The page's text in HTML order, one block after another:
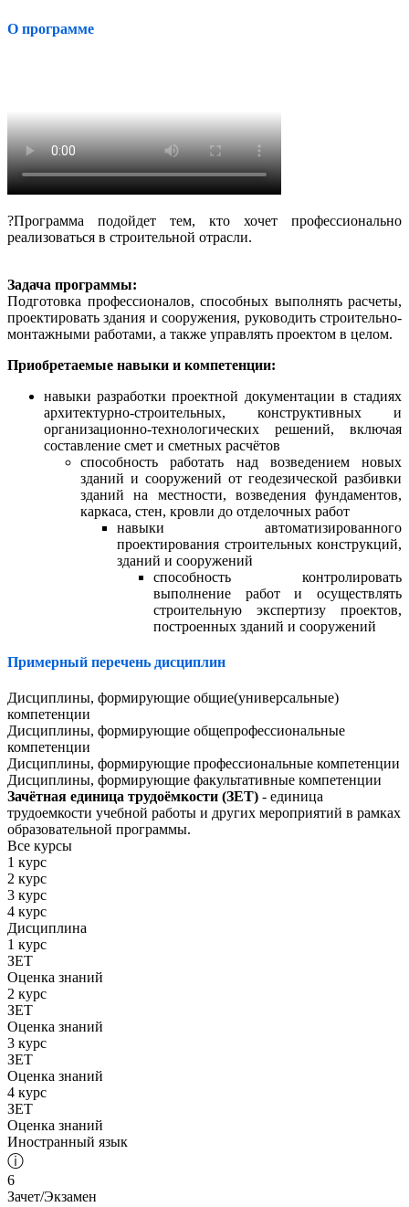
О программе
?Программа подойдет тем, кто хочет профессионально
реализоваться в строительной отрасли.
Задача программы:
Подготовка профессионалов, способных выполнять расчеты,
проектировать здания и сооружения, руководить строительно-
монтажными работами, а также управлять проектом в целом.
Приобретаемые навыки и компетенции:
навыки разработки проектной документации в стадиях
архитектурно-строительных, конструктивных и
организационно-технологических решений, включая
составление смет и сметных расчётов
способность работать над возведением новых
зданий и сооружений от геодезической разбивки
зданий на местности, возведения фундаментов,
каркаса, стен, кровли до отделочных работ
навыки автоматизированного
проектирования строительных конструкций,
зданий и сооружений
способность контролировать
выполнение работ и осуществлять
строительную экспертизу проектов,
построенных зданий и сооружений
Примерный перечень дисциплин
Дисциплины, формирующие общие(универсальные)
компетенции
Дисциплины, формирующие общепрофессиональные
компетенции
Дисциплины, формирующие профессиональные компетенции
Дисциплины, формирующие факультативные компетенции
Зачётная единица трудоёмкости (ЗЕТ) - единица
трудоемкости учебной работы и других мероприятий в рамках
образовательной программы.
Все курсы
1 курс
2 курс
3 курс
4 курс
Дисциплина
1 курс
ЗЕТ
Оценка знаний
2 курс
ЗЕТ
Оценка знаний
3 курс
ЗЕТ
Оценка знаний
4 курс
ЗЕТ
Оценка знаний
Иностранный язык
ⓘ
6
Зачет/Экзамен